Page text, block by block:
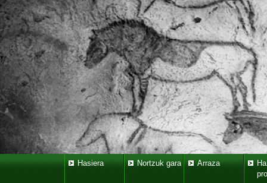
Hasiera Nortzuk gara Arraza